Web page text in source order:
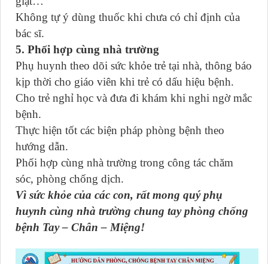
Không tự ý dùng thuốc khi chưa có chỉ định của
bác sĩ.
5. Phối hợp cùng nhà trường
Phụ huynh theo dõi sức khỏe trẻ tại nhà, thông báo
kịp thời cho giáo viên khi trẻ có dấu hiệu bệnh.
Cho trẻ nghỉ học và đưa đi khám khi nghi ngờ mắc
bệnh.
Thực hiện tốt các biện pháp phòng bệnh theo
hướng dẫn.
Phối hợp cùng nhà trường trong công tác chăm
sóc, phòng chống dịch.
Vì sức khỏe của các con, rất mong quý phụ
huynh cùng nhà trường chung tay phòng chống
bệnh Tay – Chân – Miệng!